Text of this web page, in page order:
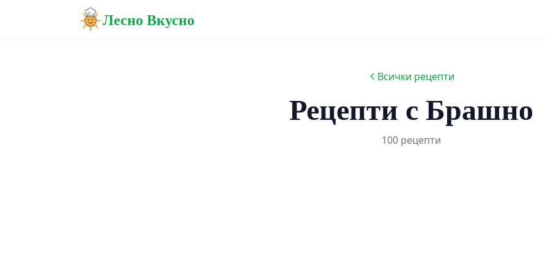
Лесно Вкусно
Всички рецепти
Рецепти с Брашно
100 рецепти